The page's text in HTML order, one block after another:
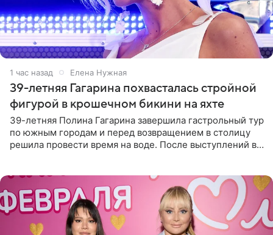
1 час назад Елена Нужная
39-летняя Гагарина похвасталась стройной
фигурой в крошечном бикини на яхте
39-летняя Полина Гагарина завершила гастрольный тур
по южным городам и перед возвращением в столицу
решила провести время на воде. После выступлений в